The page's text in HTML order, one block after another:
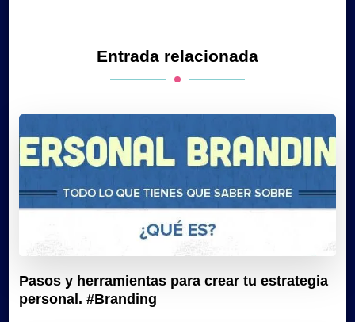
Entrada relacionada
Pasos y herramientas para crear tu estrategia
personal. #Branding